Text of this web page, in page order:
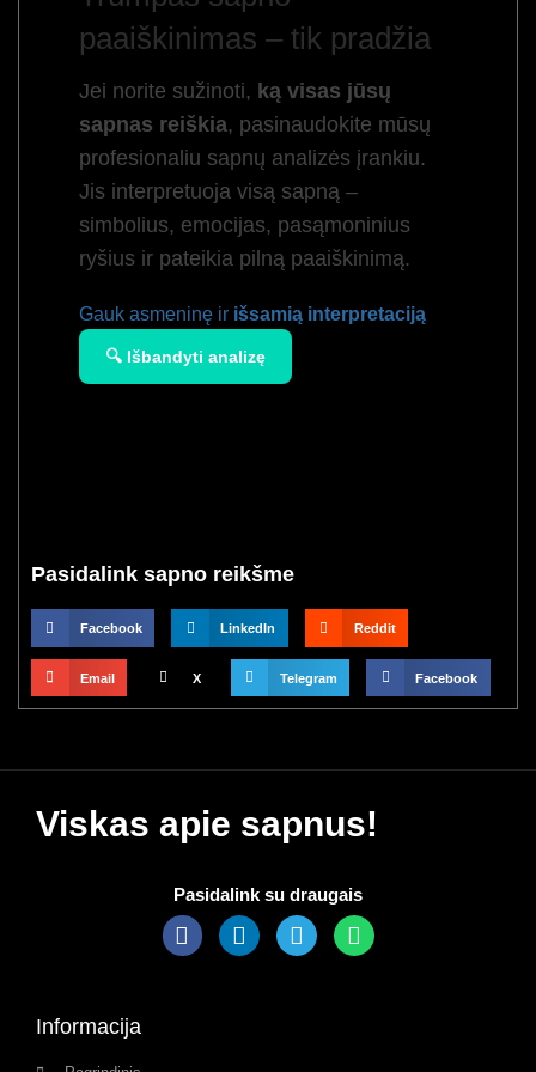
paaiškinimas – tik pradžia
Jei norite sužinoti, ką visas jūsų
sapnas reiškia, pasinaudokite mūsų
profesionaliu sapnų analizės įrankiu.
Jis interpretuoja visą sapną –
simbolius, emocijas, pasąmoninius
ryšius ir pateikia pilną paaiškinimą.
Gauk asmeninę ir išsamią interpretaciją
🔍 Išbandyti analizę
Pasidalink sapno reikšme
Facebook LinkedIn Reddit
Email X Telegram Facebook
Viskas apie sapnus!
Pasidalink su draugais
Informacija